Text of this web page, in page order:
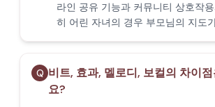
라인 공유 기능과 커뮤니티 상호작
히 어린 자녀의 경우 부모님의 지도
Q 비트, 효과, 멜로디, 보컬의 차이
요?